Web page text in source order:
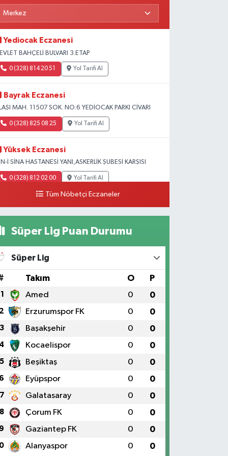
Yediocak Eczanesi
BAHÇELİ BULVARI 3.ETAP
0 (328) 814 20 51 Yol Tarifi Al
Bayrak Eczanesi
MAH. 11507 SOK. NO:6 YEDİOCAK PARKI CİVARI
0 (328) 825 08 25 Yol Tarifi Al
Yüksek Eczanesi
İ SİNA HASTANESİ YANI,ASKERLİK ŞUBESİ KARŞISI
0 (328) 812 02 00 Yol Tarifi Al
Tüm Nöbetçi Eczaneler
Süper Lig Puan Durumu
Süper Lig
Takım O P
1 Amed 0 0
2 Erzurumspor FK 0 0
3 Başakşehir 0 0
4 Kocaelispor 0 0
5 Beşiktaş 0 0
6 Eyüpspor 0 0
7 Galatasaray 0 0
8 Çorum FK 0 0
9 Gaziantep FK 0 0
Alanyaspor 0 0